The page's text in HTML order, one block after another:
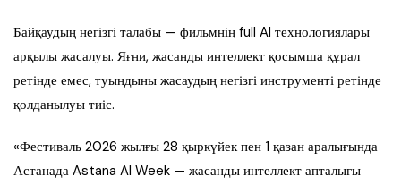
Байқаудың негізгі талабы — фильмнің full AI технологиялары
арқылы жасалуы. Яғни, жасанды интеллект қосымша құрал
ретінде емес, туындыны жасаудың негізгі инструменті ретінде
қолданылуы тиіс.
«Фестиваль 2026 жылғы 28 қыркүйек пен 1 қазан аралығында
Астанада Astana AI Week — жасанды интеллект апталығы